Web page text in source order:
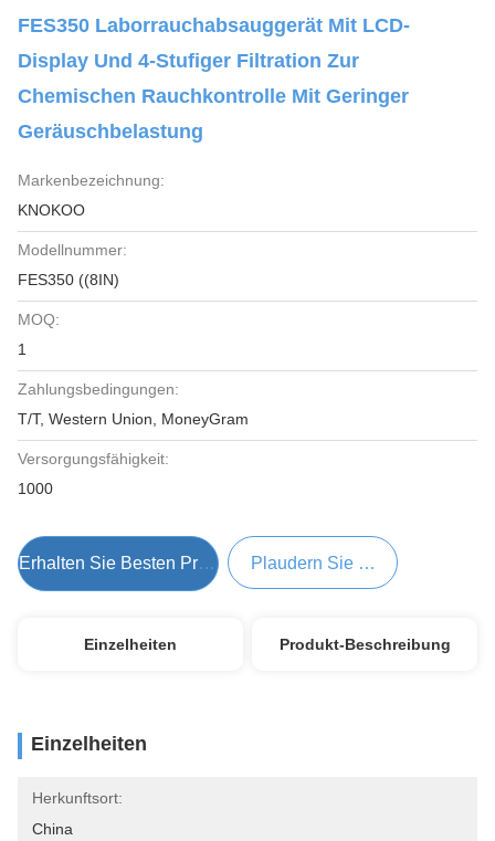
FES350 Laborrauchabsauggerät Mit LCD-
Display Und 4-Stufiger Filtration Zur
Chemischen Rauchkontrolle Mit Geringer
Geräuschbelastung
Markenbezeichnung:
KNOKOO
Modellnummer:
FES350 ((8IN)
MOQ:
1
Zahlungsbedingungen:
T/T, Western Union, MoneyGram
Versorgungsfähigkeit:
1000
Erhalten Sie Besten Preis Plaudern Sie Jetzt
Einzelheiten Produkt-Beschreibung
Einzelheiten
Herkunftsort:
China